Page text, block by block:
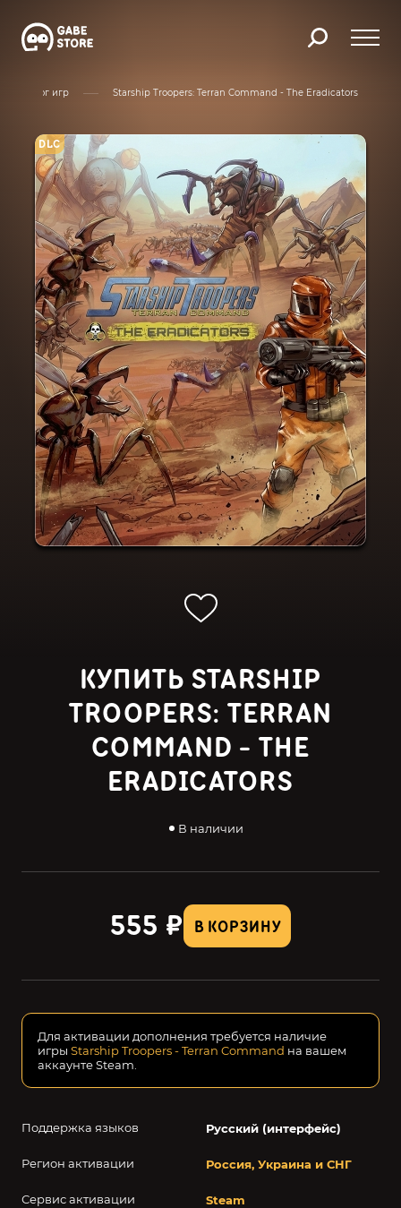
Каталог игр Starship Troopers: Terran Command - The Eradicators
DLC
КУПИТЬ STARSHIP
TROOPERS: TERRAN
COMMAND - THE
ERADICATORS
В наличии
В КОРЗИНУ
555 ₽
Поддержка языков Русский (интерфейс)
Регион активации Россия, Украина и СНГ
Сервис активации Steam
Для активации дополнения требуется наличие
игры Starship Troopers - Terran Command на вашем
аккаунте Steam.